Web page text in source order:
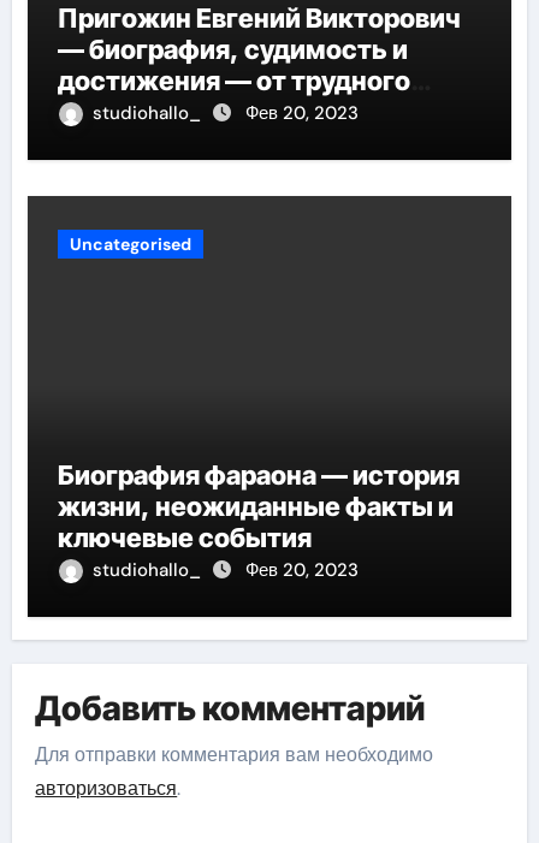
Пригожин Евгений Викторович
— биография, судимость и
достижения — от трудного
детства до мирового успеха
studiohallo_ Фев 20, 2023
Uncategorised
Биография фараона — история
жизни, неожиданные факты и
ключевые события
studiohallo_ Фев 20, 2023
Добавить комментарий
Для отправки комментария вам необходимо
авторизоваться.